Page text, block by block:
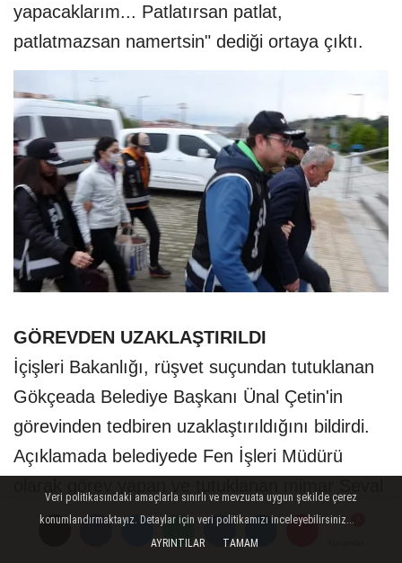
yapacaklarım... Patlatırsan patlat,
patlatmazsan namertsin" dediği ortaya çıktı.
GÖREVDEN UZAKLAŞTIRILDI
İçişleri Bakanlığı, rüşvet suçundan tutuklanan
Gökçeada Belediye Başkanı Ünal Çetin'in
görevinden tedbiren uzaklaştırıldığını bildirdi.
Açıklamada belediyede Fen İşleri Müdürü
Duran'ın da görevden uzaklaştırıldığı belirtildi.
Veri politikasındaki amaçlarla sınırlı ve mevzuata uygun şekilde çerez
konumlandırmaktayız. Detaylar için veri politikamızı inceleyebilirsiniz...
AYRINTILAR
TAMAM